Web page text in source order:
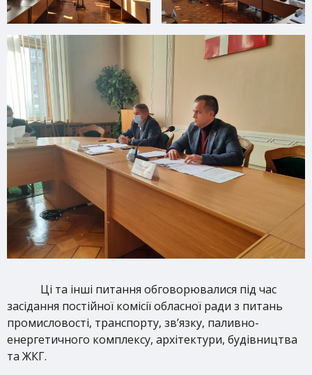
Ці та інші питання обговорювалися під час
засідання постійної комісії обласної ради з питань
промисловості, транспорту, зв’язку, паливно-
енергетичного комплексу, архітектури, будівництва
та ЖКГ.